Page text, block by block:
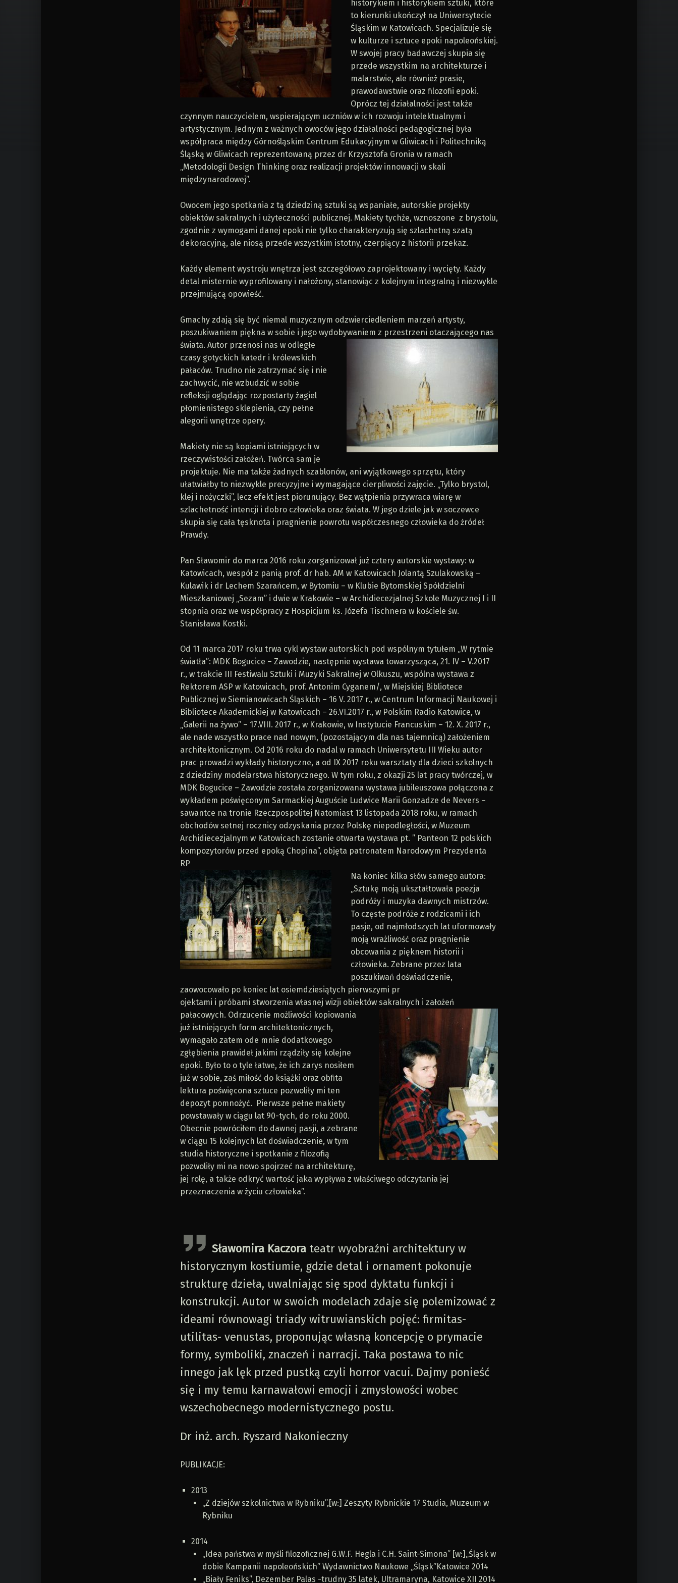
historykiem i historykiem sztuki, które
to kierunki ukończył na Uniwersytecie
Śląskim w Katowicach. Specjalizuje się
w kulturze i sztuce epoki napoleońskiej.
W swojej pracy badawczej skupia się
przede wszystkim na architekturze i
malarstwie, ale również prasie,
prawodawstwie oraz filozofii epoki.
Oprócz tej działalności jest także
czynnym nauczycielem, wspierającym uczniów w ich rozwoju intelektualnym i
artystycznym. Jednym z ważnych owoców jego działalności pedagogicznej była
współpraca między Górnośląskim Centrum Edukacyjnym w Gliwicach i Politechniką
Śląską w Gliwicach reprezentowaną przez dr Krzysztofa Gronia w ramach
„Metodologii Design Thinking oraz realizacji projektów innowacji w skali
międzynarodowej”.
Owocem jego spotkania z tą dziedziną sztuki są wspaniałe, autorskie projekty
obiektów sakralnych i użyteczności publicznej. Makiety tychże, wznoszone z brystolu,
zgodnie z wymogami danej epoki nie tylko charakteryzują się szlachetną szatą
dekoracyjną, ale niosą przede wszystkim istotny, czerpiący z historii przekaz.
Każdy element wystroju wnętrza jest szczegółowo zaprojektowany i wycięty. Każdy
detal misternie wyprofilowany i nałożony, stanowiąc z kolejnym integralną i niezwykle
przejmującą opowieść.
Gmachy zdają się być niemal muzycznym odzwierciedleniem marzeń artysty,
poszukiwaniem piękna w sobie i jego wydobywaniem z przestrzeni otaczającego nas
świata. Autor przenosi nas w odległe
czasy gotyckich katedr i królewskich
pałaców. Trudno nie zatrzymać się i nie
zachwycić, nie wzbudzić w sobie
refleksji oglądając rozpostarty żagiel
płomienistego sklepienia, czy pełne
alegorii wnętrze opery.
Makiety nie są kopiami istniejących w
rzeczywistości założeń. Twórca sam je
projektuje. Nie ma także żadnych szablonów, ani wyjątkowego sprzętu, który
ułatwiałby to niezwykle precyzyjne i wymagające cierpliwości zajęcie. „Tylko brystol,
klej i nożyczki”, lecz efekt jest piorunujący. Bez wątpienia przywraca wiarę w
szlachetność intencji i dobro człowieka oraz świata. W jego dziele jak w soczewce
skupia się cała tęsknota i pragnienie powrotu współczesnego człowieka do źródeł
Prawdy.
Pan Sławomir do marca 2016 roku zorganizował już cztery autorskie wystawy: w
Katowicach, wespół z panią prof. dr hab. AM w Katowicach Jolantą Szulakowską –
Kulawik i dr Lechem Szarańcem, w Bytomiu – w Klubie Bytomskiej Spółdzielni
Mieszkaniowej „Sezam” i dwie w Krakowie – w Archidiecezjalnej Szkole Muzycznej I i II
stopnia oraz we współpracy z Hospicjum ks. Józefa Tischnera w kościele św.
Stanisława Kostki.
Od 11 marca 2017 roku trwa cykl wystaw autorskich pod wspólnym tytułem „W rytmie
światła”: MDK Bogucice – Zawodzie, następnie wystawa towarzysząca, 21. IV – V.2017
r., w trakcie III Festiwalu Sztuki i Muzyki Sakralnej w Olkuszu, wspólna wystawa z
Rektorem ASP w Katowicach, prof. Antonim Cyganem/, w Miejskiej Bibliotece
Publicznej w Siemianowicach Śląskich – 16 V. 2017 r., w Centrum Informacji Naukowej i
Bibliotece Akademickiej w Katowicach – 26.VI.2017 r., w Polskim Radio Katowice, w
„Galerii na żywo” – 17.VIII. 2017 r., w Krakowie, w Instytucie Francuskim – 12. X. 2017 r.,
ale nade wszystko prace nad nowym, (pozostającym dla nas tajemnicą) założeniem
architektonicznym. Od 2016 roku do nadal w ramach Uniwersytetu III Wieku autor
prac prowadzi wykłady historyczne, a od IX 2017 roku warsztaty dla dzieci szkolnych
z dziedziny modelarstwa historycznego. W tym roku, z okazji 25 lat pracy twórczej, w
MDK Bogucice – Zawodzie została zorganizowana wystawa jubileuszowa połączona z
wykładem poświęconym Sarmackiej Auguście Ludwice Marii Gonzadze de Nevers –
sawantce na tronie Rzeczpospolitej Natomiast 13 listopada 2018 roku, w ramach
obchodów setnej rocznicy odzyskania przez Polskę niepodległości, w Muzeum
Archidiecezjalnym w Katowicach zostanie otwarta wystawa pt. ” Panteon 12 polskich
kompozytorów przed epoką Chopina”, objęta patronatem Narodowym Prezydenta
RP
Na koniec kilka słów samego autora:
„Sztukę moją ukształtowała poezja
podróży i muzyka dawnych mistrzów.
To częste podróże z rodzicami i ich
pasje, od najmłodszych lat uformowały
moją wrażliwość oraz pragnienie
obcowania z pięknem historii i
człowieka. Zebrane przez lata
poszukiwań doświadczenie,
zaowocowało po koniec lat osiemdziesiątych pierwszymi pr
ojektami i próbami stworzenia własnej wizji obiektów sakralnych i założeń
pałacowych. Odrzucenie możliwości kopiowania
już istniejących form architektonicznych,
wymagało zatem ode mnie dodatkowego
zgłębienia prawideł jakimi rządziły się kolejne
epoki. Było to o tyle łatwe, że ich zarys nosiłem
już w sobie, zaś miłość do książki oraz obfita
lektura poświęcona sztuce pozwoliły mi ten
depozyt pomnożyć. Pierwsze pełne makiety
powstawały w ciągu lat 90-tych, do roku 2000.
Obecnie powróciłem do dawnej pasji, a zebrane
w ciągu 15 kolejnych lat doświadczenie, w tym
studia historyczne i spotkanie z filozofią
pozwoliły mi na nowo spojrzeć na architekturę,
jej rolę, a także odkryć wartość jaka wypływa z właściwego odczytania jej
przeznaczenia w życiu człowieka”.
Sławomira Kaczora teatr wyobraźni architektury w
historycznym kostiumie, gdzie detal i ornament pokonuje
strukturę dzieła, uwalniając się spod dyktatu funkcji i
konstrukcji. Autor w swoich modelach zdaje się polemizować z
ideami równowagi triady witruwianskich pojęć: firmitas-
utilitas- venustas, proponując własną koncepcję o prymacie
formy, symboliki, znaczeń i narracji. Taka postawa to nic
innego jak lęk przed pustką czyli horror vacui. Dajmy ponieść
się i my temu karnawałowi emocji i zmysłowości wobec
wszechobecnego modernistycznego postu.
Dr inż. arch. Ryszard Nakonieczny
PUBLIKACJE:
2013
„Z dziejów szkolnictwa w Rybniku”,[w:] Zeszyty Rybnickie 17 Studia, Muzeum w
Rybniku
2014
„Idea państwa w myśli filozoficznej G.W.F. Hegla i C.H. Saint-Simona” [w:]„Śląsk w
dobie Kampanii napoleońskich” Wydawnictwo Naukowe „Śląsk”Katowice 2014
„Biały Feniks”, Dezember Palas -trudny 35 latek, Ultramaryna, Katowice XII 2014